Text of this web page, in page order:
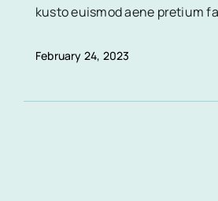
kusto euismod aene pretium
February 24, 2023